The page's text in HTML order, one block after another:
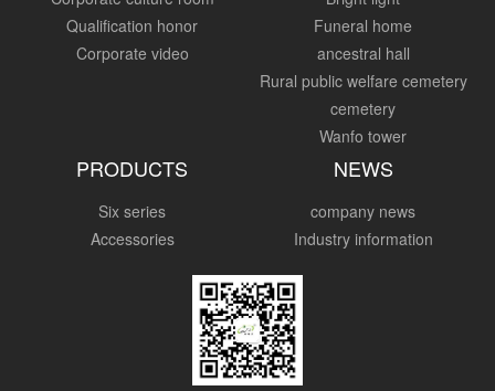
Qualification honor
Corporate video
Funeral home
ancestral hall
Rural public welfare cemetery
cemetery
Wanfo tower
PRODUCTS
Six series
Accessories
NEWS
company news
Industry information